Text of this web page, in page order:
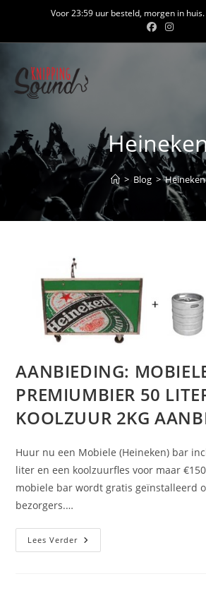
inhoud
Voor 23:59 uur besteld, morgen in
> Blog > Heineken
AANBIEDING:
PREMIUMBIER 50
KOOLZUUR 2KG
Huur nu een Mobiele (Heineken) bar
liter en een koolzuurfles voor maar
mobiele bar wordt gratis geïnstalleerd
bezorgers.…
Lees VerderAANBIEDING:
MOBIELE